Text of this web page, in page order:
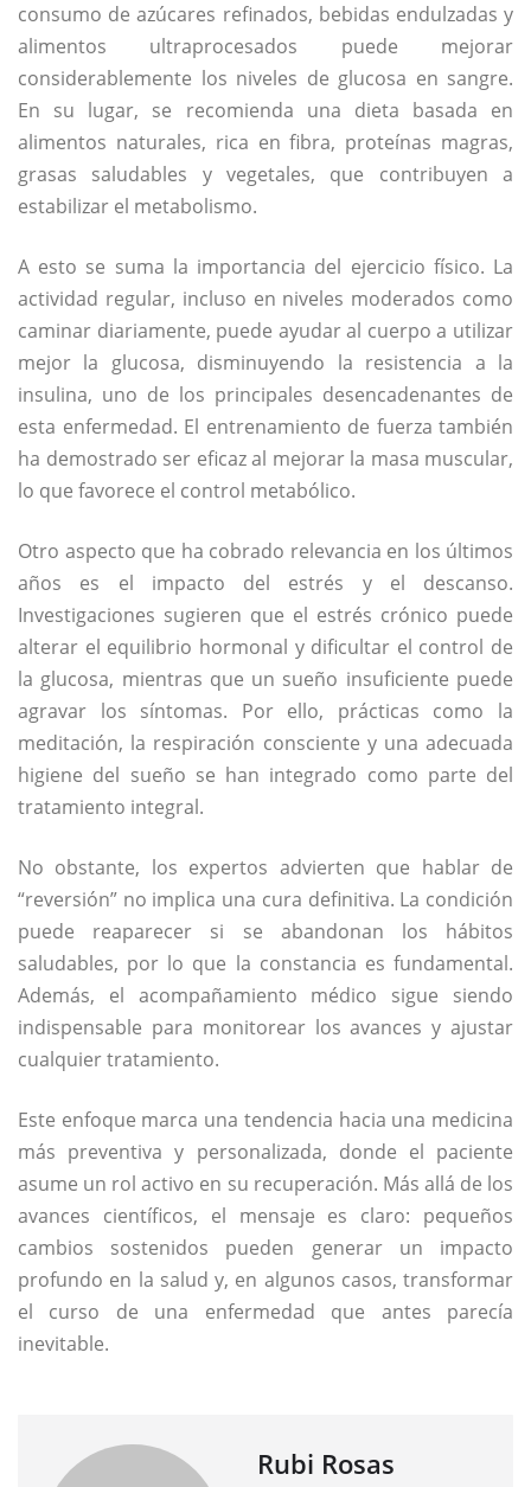
consumo de azúcares refinados, bebidas endulzadas y
alimentos ultraprocesados puede mejorar
considerablemente los niveles de glucosa en sangre.
En su lugar, se recomienda una dieta basada en
alimentos naturales, rica en fibra, proteínas magras,
grasas saludables y vegetales, que contribuyen a
estabilizar el metabolismo.
A esto se suma la importancia del ejercicio físico. La
actividad regular, incluso en niveles moderados como
caminar diariamente, puede ayudar al cuerpo a utilizar
mejor la glucosa, disminuyendo la resistencia a la
insulina, uno de los principales desencadenantes de
esta enfermedad. El entrenamiento de fuerza también
ha demostrado ser eficaz al mejorar la masa muscular,
lo que favorece el control metabólico.
Otro aspecto que ha cobrado relevancia en los últimos
años es el impacto del estrés y el descanso.
Investigaciones sugieren que el estrés crónico puede
alterar el equilibrio hormonal y dificultar el control de
la glucosa, mientras que un sueño insuficiente puede
agravar los síntomas. Por ello, prácticas como la
meditación, la respiración consciente y una adecuada
higiene del sueño se han integrado como parte del
tratamiento integral.
No obstante, los expertos advierten que hablar de
“reversión” no implica una cura definitiva. La condición
puede reaparecer si se abandonan los hábitos
saludables, por lo que la constancia es fundamental.
Además, el acompañamiento médico sigue siendo
indispensable para monitorear los avances y ajustar
cualquier tratamiento.
Este enfoque marca una tendencia hacia una medicina
más preventiva y personalizada, donde el paciente
asume un rol activo en su recuperación. Más allá de los
avances científicos, el mensaje es claro: pequeños
cambios sostenidos pueden generar un impacto
profundo en la salud y, en algunos casos, transformar
el curso de una enfermedad que antes parecía
inevitable.
Rubi Rosas